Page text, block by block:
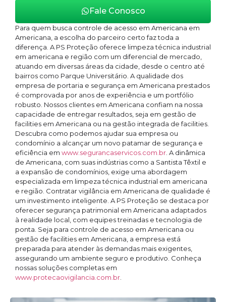
Fale Conosco
Para quem busca controle de acesso em Americana em
Americana, a escolha do parceiro certo faz toda a
diferença. A PS Proteção oferece limpeza técnica industrial
em americana e região com um diferencial de mercado,
atuando em diversas áreas da cidade, desde o centro até
bairros como Parque Universitário. A qualidade dos
empresa de portaria e segurança em Americana prestados
é comprovada por anos de experiência e um portfólio
robusto. Nossos clientes em Americana confiam na nossa
capacidade de entregar resultados, seja em gestão de
facilities em Americana ou na gestão integrada de facilities.
Descubra como podemos ajudar sua empresa ou
condomínio a alcançar um novo patamar de segurança e
eficiência em www.segurancaservicos.com.br . A dinâmica
de Americana, com suas indústrias como a Santista Têxtil e
a expansão de condomínios, exige uma abordagem
especializada em limpeza técnica industrial em americana
e região. Contratar vigilância em Americana de qualidade é
um investimento inteligente. A PS Proteção se destaca por
oferecer segurança patrimonial em Americana adaptados
à realidade local, com equipes treinadas e tecnologia de
ponta. Seja para controle de acesso em Americana ou
gestão de facilities em Americana, a empresa está
preparada para atender às demandas mais exigentes,
assegurando um ambiente seguro e produtivo. Conheça
nossas soluções completas em
www.protecaovigilancia.com.br